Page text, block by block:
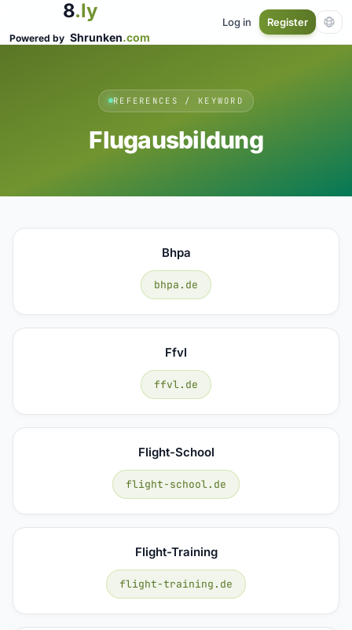
8.ly
Powered by Shrunken.com
Log in Register
REFERENCES / KEYWORD
Flugausbildung
Bhpa
bhpa.de
Ffvl
ffvl.de
Flight-School
flight-school.de
Flight-Training
flight-training.de